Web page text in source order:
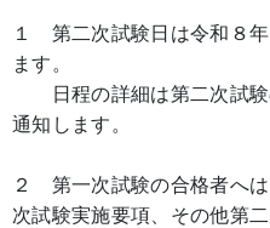
１ 第二次試験日は令和８
ます。
日程の詳細は第二次試験
通知します。
２ 第一次試験の合格者へ
次試験実施要項、その他第